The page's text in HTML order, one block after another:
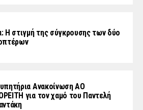
Η στιγμή της σύγκρουσης των δύο
Ανακοίνωση ΑΟ
για τον χαμό του Παντελή